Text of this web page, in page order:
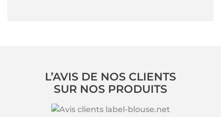
L’AVIS DE NOS CLIENTS
SUR NOS PRODUITS